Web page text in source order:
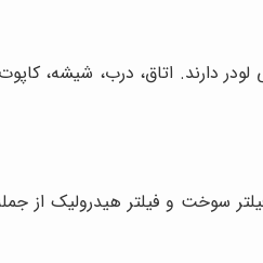
دارند. اتاق، درب، شیشه،
سوخت و فیلتر هیدرولیک از